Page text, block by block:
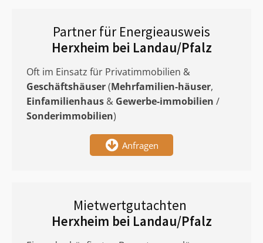
Partner für Energieausweis
Herxheim bei Landau/Pfalz
Oft im Einsatz für Privatimmobilien &
Geschäftshäuser(Mehrfamilien-häuser,
Einfamilienhaus & Gewerbe-immobilien /
Sonderimmobilien)
Anfragen
Mietwertgutachten
Herxheim bei Landau/Pfalz